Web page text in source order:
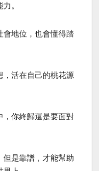
。
會地位，也會懂得踏
，活在自己的桃花源
，你終歸還是要面對
是靠譜，才能幫助